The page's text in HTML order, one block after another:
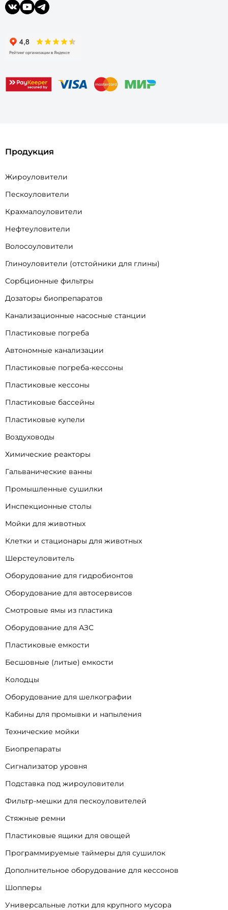
Продукция
Жироуловители
Пескоуловители
Крахмалоуловители
Нефтеуловители
Волосоуловители
Глиноуловители (отстойники для глины)
Сорбционные фильтры
Дозаторы биопрепаратов
Канализационные насосные станции
Пластиковые погреба
Автономные канализации
Пластиковые погреба-кессоны
Пластиковые кессоны
Пластиковые бассейны
Пластиковые купели
Воздуховоды
Химические реакторы
Гальванические ванны
Промышленные сушилки
Инспекционные столы
Мойки для животных
Клетки и стационары для животных
Шерстеуловитель
Оборудование для гидробионтов
Оборудование для автосервисов
Смотровые ямы из пластика
Оборудование для АЗС
Пластиковые емкости
Бесшовные (литые) емкости
Колодцы
Оборудование для шелкографии
Кабины для промывки и напыления
Технические мойки
Биопрепараты
Сигнализатор уровня
Подставка под жироуловители
Фильтр-мешки для пескоуловителей
Стяжные ремни
Пластиковые ящики для овощей
Программируемые таймеры для сушилок
Дополнительное оборудование для кессонов
Шопперы
Универсальные лотки для крупного мусора